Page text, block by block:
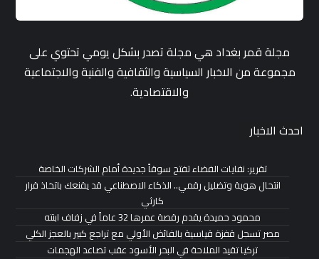
مجلة قمر بغداد هي مجلة تصدر بشكل يومي تحتوي على
مجموعة من الاخبار السياسية والثقافية والفنية والاجتماعية
والاقتصادية.
احدث الاخبار
تقرير: نفايات الفضاء تفتح سوقاً جديدة أمام الشركات الخاصة
انتحال هوية وتضليل رقمي.. الذكاء الاصطناعي قد يقنعك باتخاذ قرار
كارثي
محمود حميدة يقدم رقصة عمرها 32 عاماً في زفاف ابنته
مصر تسجل قفزة قياسية بالفائض الأولي مع تراجع كبير بالعجز الكلي
تركيا تقيد الملاحة في البحر الأسود عقب تصاعد الهجمات